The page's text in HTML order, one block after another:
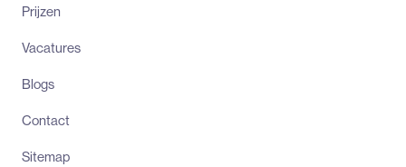
Prijzen
Vacatures
Blogs
Contact
Sitemap